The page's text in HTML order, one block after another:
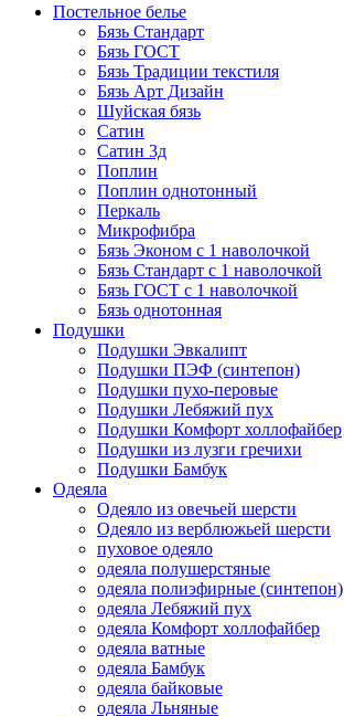
Постельное белье
Бязь Стандарт
Бязь ГОСТ
Бязь Традиции текстиля
Бязь Арт Дизайн
Шуйская бязь
Сатин
Сатин 3д
Поплин
Поплин однотонный
Перкаль
Микрофибра
Бязь Эконом с 1 наволочкой
Бязь Стандарт с 1 наволочкой
Бязь ГОСТ с 1 наволочкой
Бязь однотонная
Подушки
Подушки Эвкалипт
Подушки ПЭФ (синтепон)
Подушки пухо-перовые
Подушки Лебяжий пух
Подушки Комфорт холлофайбер
Подушки из лузги гречихи
Подушки Бамбук
Одеяла
Одеяло из овечьей шерсти
Одеяло из верблюжьей шерсти
пуховое одеяло
одеяла полушерстяные
одеяла полиэфирные (синтепон)
одеяла Лебяжий пух
одеяла Комфорт холлофайбер
одеяла ватные
одеяла Бамбук
одеяла байковые
одеяла Льняные